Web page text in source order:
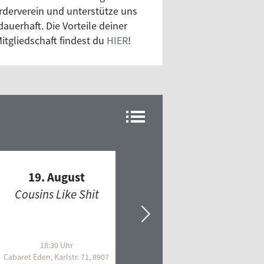
Wecker
shuffle
Express
of Africa
und unterstütze uns
Die Vorteile deiner
findest du HIER!
19. August
Cousins Like Shit
18:30 Uhr
Cabaret Eden, Karlstr. 71, 89073 Ulm